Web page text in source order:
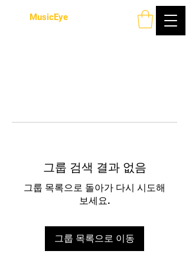
MusicEye
그룹 검색 결과 없음
그룹 목록으로 돌아가 다시 시도해
보세요.
그룹 목록으로 이동